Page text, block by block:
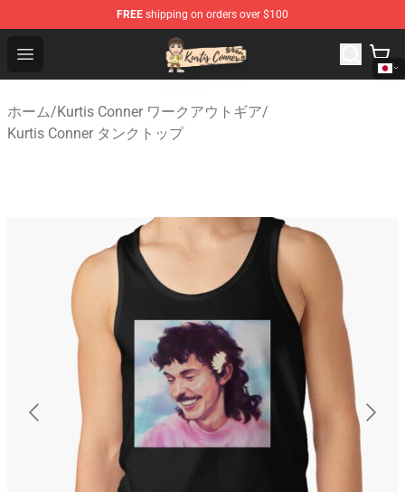
FREE shipping on orders over $100
Open menu
Kurtis Conner Store - Official Kurtis Conner Merchandise
ホーム/Kurtis Conner ワークアウトギア/
Kurtis Conner タンクトップ